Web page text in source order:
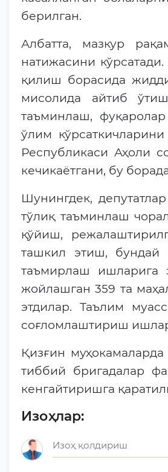
берилган.
Албатта, мазкур
натижасини
қилиш борасида
мисолида айтиб
таъминлаш,
ўлим
Республикаси Аҳоли
кечикаётгани, бу
Шунингдек,
тўлиқ таъминлаш
қўйиш,
ташкил этиш, бундай
таъмирлаш ишларига
жойлашган 359 та
этдилар. Таълим
соғломлаштириш
Қизғин
тиббий бригадалар
кенгайтиришга
Изоҳлар: